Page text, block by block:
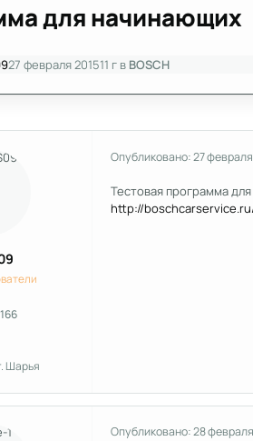
для начинающих
27 февраля 201511 гв BOSCH
166Репутация
Шарья
Опубликовано:27
Тестовая программа
http://
Опубликовано:28